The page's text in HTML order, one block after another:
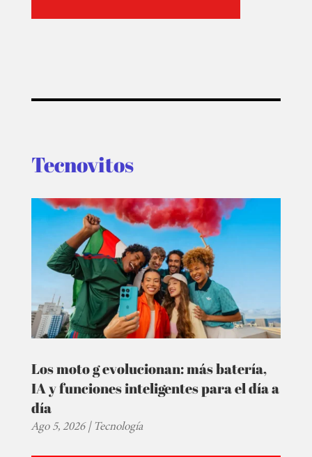
Tecnovitos
Los moto g evolucionan: más batería,
IA y funciones inteligentes para el día a
día
Ago 5, 2026|Tecnología